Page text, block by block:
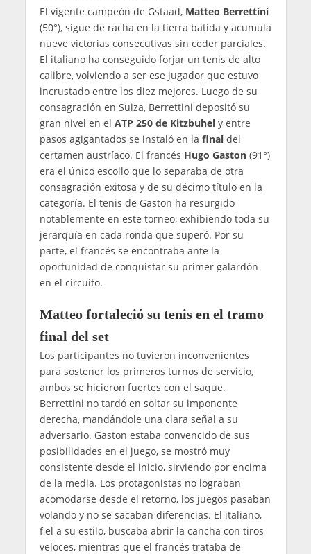
El vigente campeón de Gstaad, Matteo Berrettini
(50°), sigue de racha en la tierra batida y acumula
nueve victorias consecutivas sin ceder parciales.
El italiano ha conseguido forjar un tenis de alto
calibre, volviendo a ser ese jugador que estuvo
incrustado entre los diez mejores. Luego de su
consagración en Suiza, Berrettini depositó su
gran nivel en el ATP 250 de Kitzbuhely entre
pasos agigantados se instaló en la finaldel
certamen austríaco. El francés Hugo Gaston(91°)
era el único escollo que lo separaba de otra
consagración exitosa y de su décimo título en la
categoría. El tenis de Gaston ha resurgido
notablemente en este torneo, exhibiendo toda su
jerarquía en cada ronda que superó. Por su
parte, el francés se encontraba ante la
oportunidad de conquistar su primer galardón
en el circuito.
Matteo fortaleció su tenis en el tramo
final del set
Los participantes no tuvieron inconvenientes
para sostener los primeros turnos de servicio,
ambos se hicieron fuertes con el saque.
Berrettini no tardó en soltar su imponente
derecha, mandándole una clara señal a su
adversario. Gaston estaba convencido de sus
posibilidades en el juego, se mostró muy
consistente desde el inicio, sirviendo por encima
de la media. Los protagonistas no lograban
acomodarse desde el retorno, los juegos pasaban
volando y no se sacaban diferencias. El italiano,
fiel a su estilo, buscaba abrir la cancha con tiros
veloces, mientras que el francés trataba de